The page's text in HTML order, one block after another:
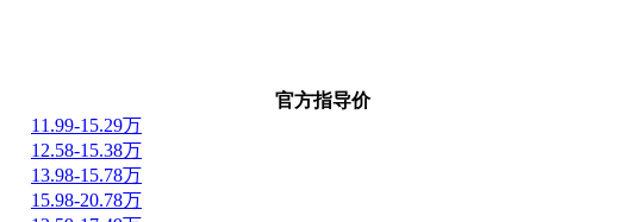
官方指导价
11.99-15.29万
12.58-15.38万
13.98-15.78万
15.98-20.78万